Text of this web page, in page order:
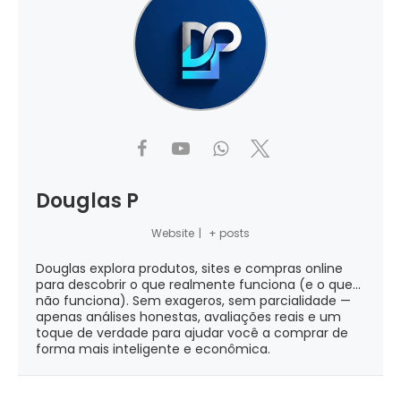
Douglas P
Website + posts
Douglas explora produtos, sites e compras online
para descobrir o que realmente funciona (e o que...
não funciona). Sem exageros, sem parcialidade —
apenas análises honestas, avaliações reais e um
toque de verdade para ajudar você a comprar de
forma mais inteligente e econômica.